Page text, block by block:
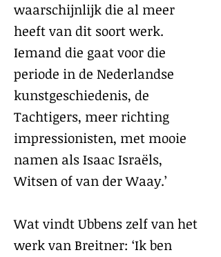
waarschijnlijk die al meer
heeft van dit soort werk.
Iemand die gaat voor die
periode in de Nederlandse
kunstgeschiedenis, de
Tachtigers, meer richting
impressionisten, met mooie
namen als Isaac Israëls,
Witsen of van der Waay.’
Wat vindt Ubbens zelf van het
werk van Breitner: ‘Ik ben